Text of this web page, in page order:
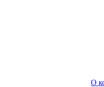
О